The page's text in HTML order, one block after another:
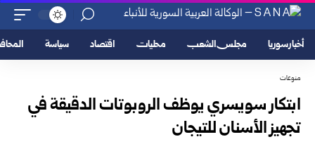
أخبار سوريا مجلس الشعب محليات اقتصاد سياسة
منوعات
ابتكار سويسري يوظف الروبوتات الدقيقة في
تجهيز الأسنان للتيجان